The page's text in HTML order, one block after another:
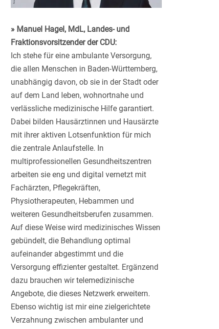
» Manuel Hagel, MdL, Landes- und
Fraktionsvorsitzender der CDU:
Ich stehe für eine ambulante Versorgung,
die allen Menschen in Baden-Württemberg,
unabhängig davon, ob sie in der Stadt oder
auf dem Land leben, wohnortnahe und
verlässliche medizinische Hilfe garantiert.
Dabei bilden Hausärztinnen und Hausärzte
mit ihrer aktiven Lotsenfunktion für mich
die zentrale Anlaufstelle. In
multiprofessionellen Gesundheitszentren
arbeiten sie eng und digital vernetzt mit
Fachärzten, Pflegekräften,
Physiotherapeuten, Hebammen und
weiteren Gesundheitsberufen zusammen.
Auf diese Weise wird medizinisches Wissen
gebündelt, die Behandlung optimal
aufeinander abgestimmt und die
Versorgung effizienter gestaltet. Ergänzend
dazu brauchen wir telemedizinische
Angebote, die dieses Netzwerk erweitern.
Ebenso wichtig ist mir eine zielgerichtete
Verzahnung zwischen ambulanter und